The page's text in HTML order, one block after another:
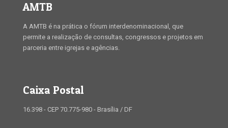
AMTB
A AMTB é na prática o fórum interdenominacional, que
permite a realização de consultas, congressos e projetos em
parceria entre igrejas e agências.
Caixa Postal
16.398 - CEP 70.775-980 - Brasília / DF